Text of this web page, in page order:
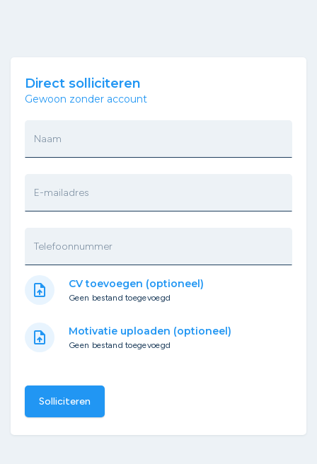
Direct solliciteren
Gewoon zonder account
Naam
E-mailadres
Telefoonnummer
upload_file CV toevoegen (optioneel)
Geen bestand toegevoegd
upload_file Motivatie uploaden (optioneel)
Geen bestand toegevoegd
Solliciteren